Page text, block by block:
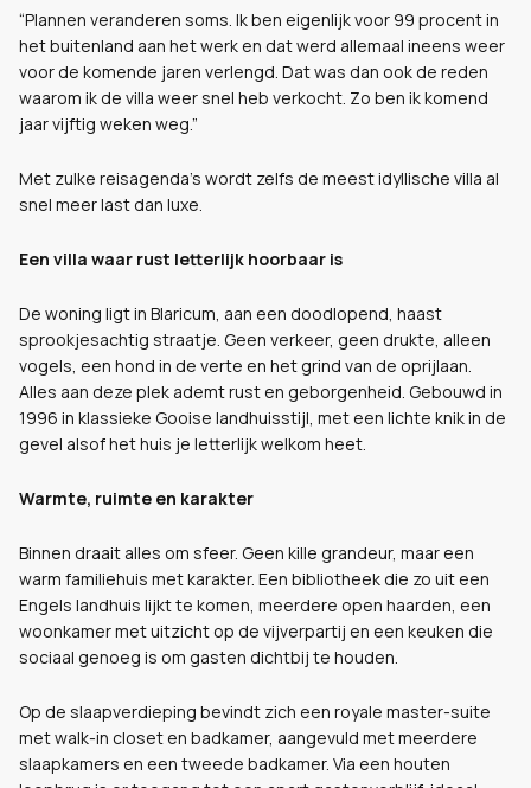
“Plannen veranderen soms. Ik ben eigenlijk voor 99 procent in
het buitenland aan het werk en dat werd allemaal ineens weer
voor de komende jaren verlengd. Dat was dan ook de reden
waarom ik de villa weer snel heb verkocht. Zo ben ik komend
jaar vijftig weken weg.”
Met zulke reisagenda’s wordt zelfs de meest idyllische villa al
snel meer last dan luxe.
Een villa waar rust letterlijk hoorbaar is
De woning ligt in Blaricum, aan een doodlopend, haast
sprookjesachtig straatje. Geen verkeer, geen drukte, alleen
vogels, een hond in de verte en het grind van de oprijlaan.
Alles aan deze plek ademt rust en geborgenheid. Gebouwd in
1996 in klassieke Gooise landhuisstijl, met een lichte knik in de
gevel alsof het huis je letterlijk welkom heet.
Warmte, ruimte en karakter
Binnen draait alles om sfeer. Geen kille grandeur, maar een
warm familiehuis met karakter. Een bibliotheek die zo uit een
Engels landhuis lijkt te komen, meerdere open haarden, een
woonkamer met uitzicht op de vijverpartij en een keuken die
sociaal genoeg is om gasten dichtbij te houden.
Op de slaapverdieping bevindt zich een royale master-suite
met walk-in closet en badkamer, aangevuld met meerdere
slaapkamers en een tweede badkamer. Via een houten